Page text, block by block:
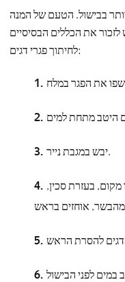
בבישול. הטעם של המנה
לזכור את הכללים הבסיסיים
לחיתוך פגרי דגים:
יבש במגבת נייר.
מקום, בעזרת סכין,